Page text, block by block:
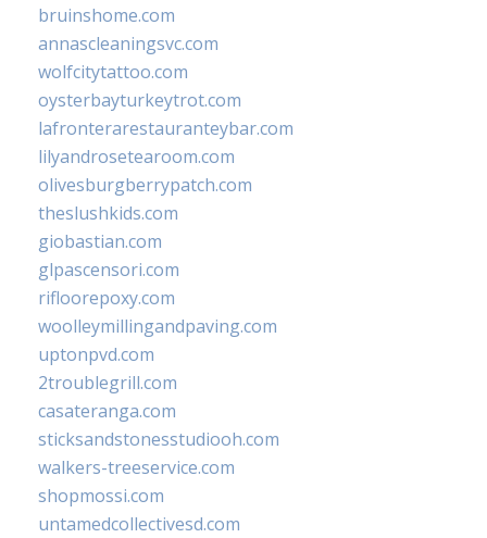
bruinshome.com
annascleaningsvc.com
wolfcitytattoo.com
oysterbayturkeytrot.com
lafronterarestauranteybar.com
lilyandrosetearoom.com
olivesburgberrypatch.com
theslushkids.com
giobastian.com
glpascensori.com
rifloorepoxy.com
woolleymillingandpaving.com
uptonpvd.com
2troublegrill.com
casateranga.com
sticksandstonesstudiooh.com
walkers-treeservice.com
shopmossi.com
untamedcollectivesd.com